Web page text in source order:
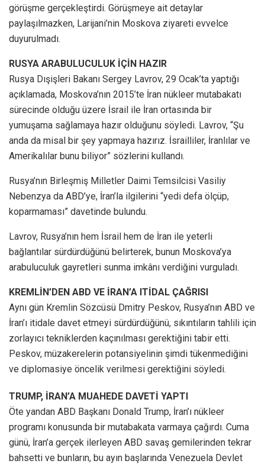
görüşme gerçekleştirdi. Görüşmeye ait detaylar
paylaşılmazken, Larijani’nin Moskova ziyareti evvelce
duyurulmadı.
RUSYA ARABULUCULUK İÇİN HAZIR
Rusya Dışişleri Bakanı Sergey Lavrov, 29 Ocak’ta yaptığı
açıklamada, Moskova’nın 2015’te İran nükleer mutabakatı
sürecinde olduğu üzere İsrail ile İran ortasında bir
yumuşama sağlamaya hazır olduğunu söyledi. Lavrov, “Şu
anda da misal bir şey yapmaya hazırız. İsrailliler, İranlılar ve
Amerikalılar bunu biliyor” sözlerini kullandı.
Rusya’nın Birleşmiş Milletler Daimi Temsilcisi Vasiliy
Nebenzya da ABD’ye, İran’la ilgilerini “yedi defa ölçüp,
koparmaması” davetinde bulundu.
Lavrov, Rusya’nın hem İsrail hem de İran ile yeterli
bağlantılar sürdürdüğünü belirterek, bunun Moskova’ya
arabuluculuk gayretleri sunma imkânı verdiğini vurguladı.
KREMLİN’DEN ABD VE İRAN’A ITİDAL ÇAĞRISI
Aynı gün Kremlin Sözcüsü Dmitry Peskov, Rusya’nın ABD ve
İran’ı itidale davet etmeyi sürdürdüğünü, sıkıntıların tahlili için
zorlayıcı tekniklerden kaçınılması gerektiğini tabir etti.
Peskov, müzakerelerin potansiyelinin şimdi tükenmediğini
ve diplomasiye öncelik verilmesi gerektiğini söyledi.
TRUMP, İRAN’A MUAHEDE DAVETİ YAPTI
Öte yandan ABD Başkanı Donald Trump, İran’ı nükleer
programı konusunda bir mutabakata varmaya çağırdı. Cuma
günü, İran’a gerçek ilerleyen ABD savaş gemilerinden tekrar
bahsetti ve bunların, bu ayın başlarında Venezuela Devlet